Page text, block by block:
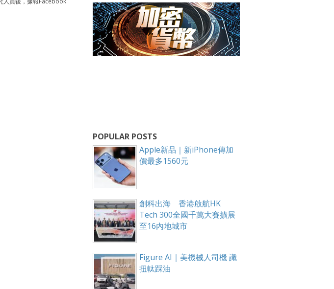
POPULAR POSTS
Apple新品｜新iPhone傳加
價最多1560元
創科出海 香港啟航HK
Tech 300全國千萬大賽擴展
至16內地城市
Figure AI｜美機械人司機 識
扭軚踩油